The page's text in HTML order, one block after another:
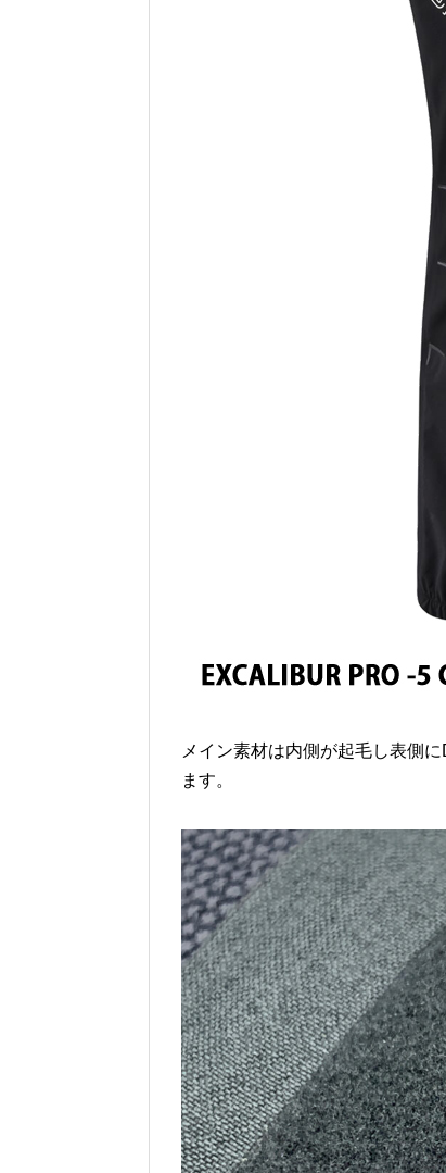
メイン素材は内側が起毛し表側
ます。